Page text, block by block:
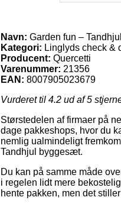
Navn: Garden fun –
Kategori: Linglyds check &
Producent: Quercetti
Varenummer: 21356
EAN: 8007905023679
Vurderet til 4.2 ud af 5
Størstedelen af firmaer på
dage pakkeshops, hvor du
nemlig ualmindeligt
Tandhjul byggesæt.
Du kan på samme måde
i regelen lidt mere
hente pakken, men det